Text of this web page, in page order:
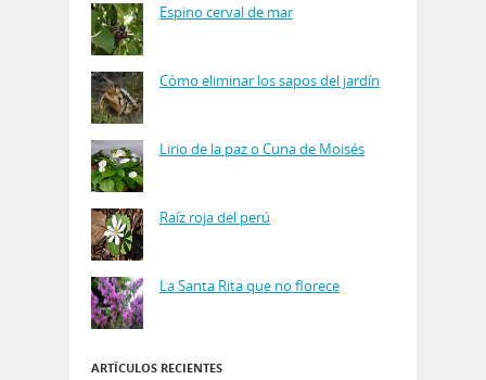
Espino cerval de mar
Cómo eliminar los sapos del jardín
Lirio de la paz o Cuna de Moisés
Raíz roja del perú
La Santa Rita que no florece
ARTÍCULOS RECIENTES